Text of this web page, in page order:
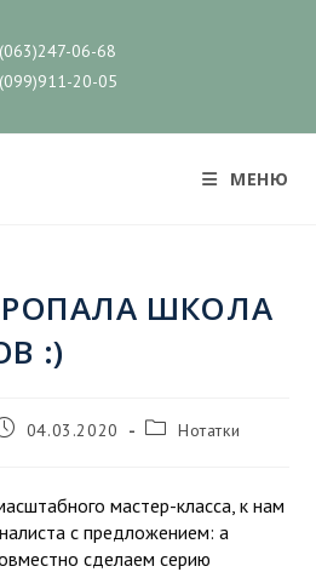
(063)247-06-68
(099)911-20-05
МЕНЮ
ШКОЛА
:)
04.03.2020 Нотатки
мастер-класса, к нам
с предложением: а
сделаем серию